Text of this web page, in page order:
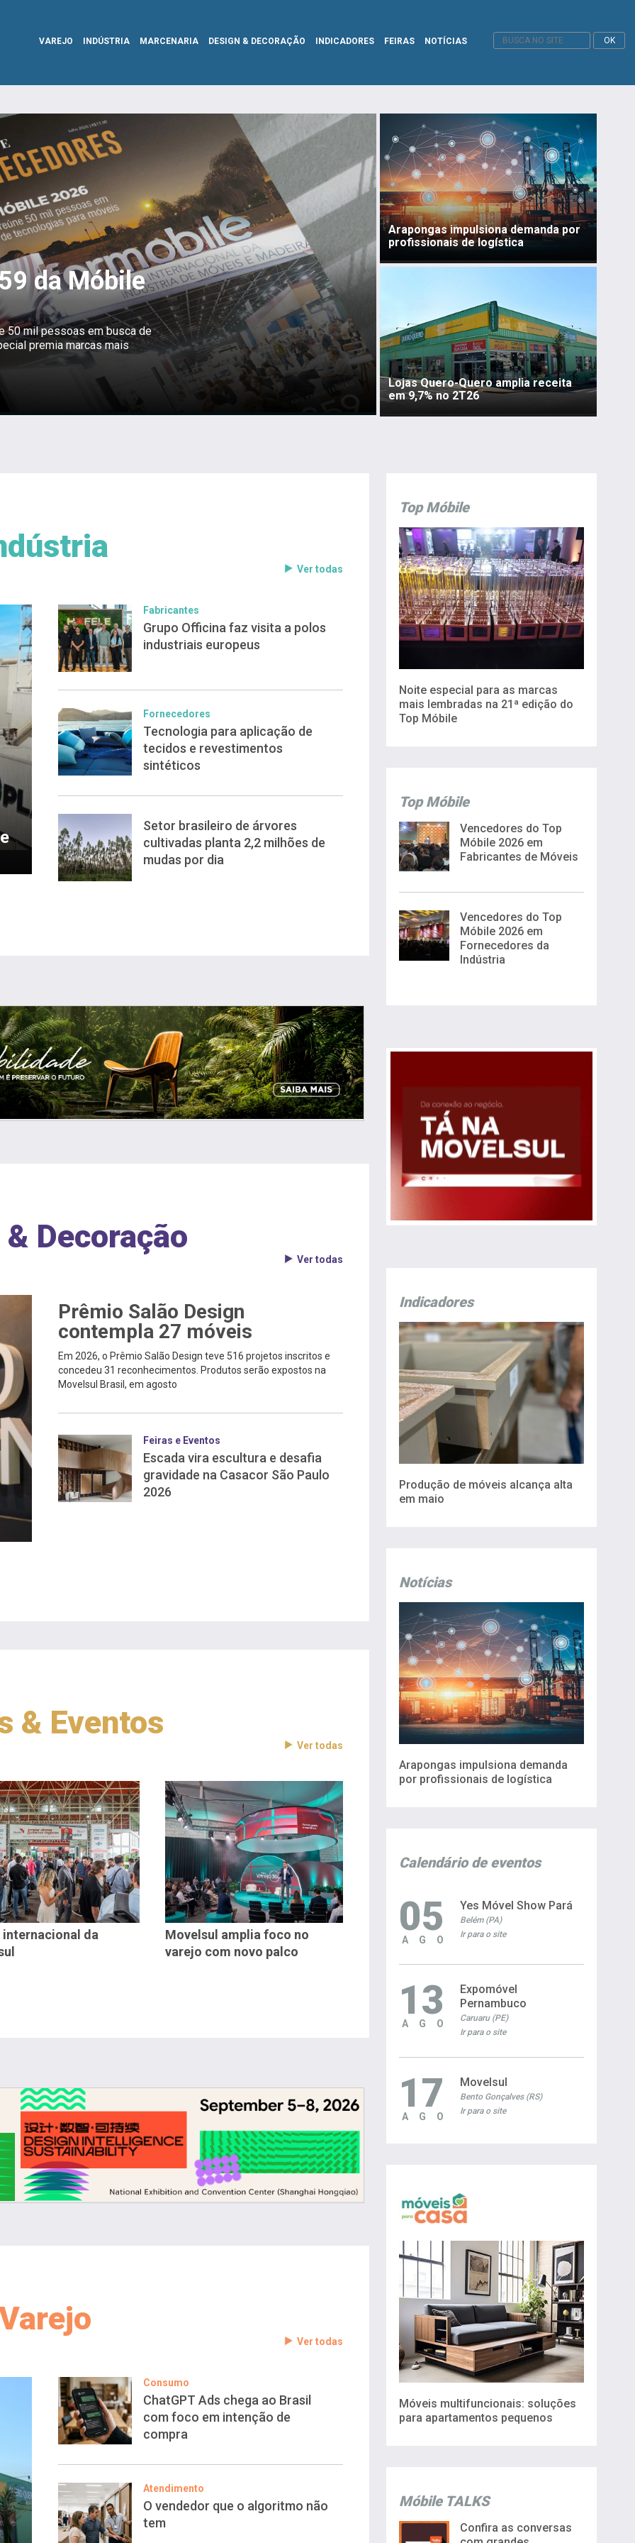
VAREJO INDÚSTRIA MARCENARIA DESIGN & DECORAÇÃO INDICADORES FEIRAS NOTÍCIAS
da Móbile
50 mil pessoas em busca de
premia marcas mais
Arapongas impulsiona demanda por
profissionais de logística
Lojas Quero-Quero amplia receita
em 9,7% no 2T26
Ver todas
Fabricantes
Grupo Officina faz visita a polos
industriais europeus
Fornecedores
Tecnologia para aplicação de
tecidos e revestimentos
sintéticos
Setor brasileiro de árvores
cultivadas planta 2,2 milhões de
mudas por dia
Decoração
Ver todas
Prêmio Salão Design
contempla 27 móveis
Em 2026, o Prêmio Salão Design teve 516 projetos inscritos e
concedeu 31 reconhecimentos. Produtos serão expostos na
Movelsul Brasil, em agosto
Feiras e Eventos
Escada vira escultura e desafia
gravidade na Casacor São Paulo
2026
& Eventos
Ver todas
internacional da
Movelsul amplia foco no
varejo com novo palco
Ver todas
Consumo
ChatGPT Ads chega ao Brasil
com foco em intenção de
compra
Atendimento
O vendedor que o algoritmo não
tem
Top Móbile
Noite especial para as marcas
mais lembradas na 21ª edição do
Top Móbile
Top Móbile
Vencedores do Top
Móbile 2026 em
Fabricantes de Móveis
Vencedores do Top
Móbile 2026 em
Fornecedores da
Indústria
Indicadores
Produção de móveis alcança alta
em maio
Notícias
Arapongas impulsiona demanda
por profissionais de logística
Calendário de eventos
05
AGO
Yes Móvel Show Pará
Belém (PA)
Ir para o site
13
AGO
Expomóvel
Pernambuco
Caruaru (PE)
Ir para o site
17
AGO
Movelsul
Bento Gonçalves (RS)
Ir para o site
Móveis multifuncionais: soluções
para apartamentos pequenos
Móbile TALKS
Confira as conversas